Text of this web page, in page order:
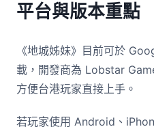
平台與版本重點
《地城姊妹》目前可於
載，開發商為 Lobstar
方便台港玩家直接上手。
若玩家使用 Android、